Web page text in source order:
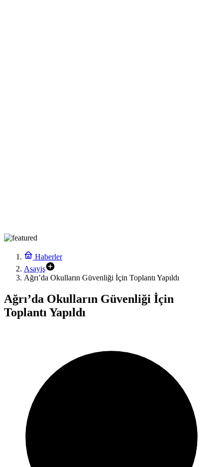
Haberler
Asayiş
Ağrı’da Okulların Güvenliği İçin Toplantı Yapıldı
Ağrı’da Okulların Güvenliği İçin
Toplantı Yapıldı